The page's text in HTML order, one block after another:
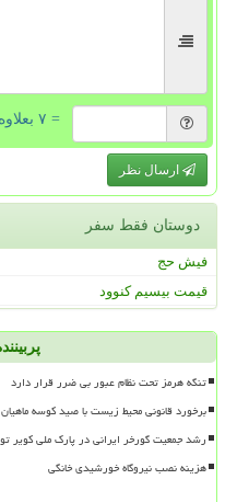
= ۷ بعلاوه ۲
ارسال نظر
دوستان فقط سفر
فیش حج
قیمت بیسیم کنوود
تنگه هرمز تحت نظام عبور بی ضرر قرار دارد
برخورد قانونی محیط زیست با صید کوسه
رشد جمعیت گورخر ایرانی در پارک ملی کویر تولد 5 کره جدید در
هزینه نصب نیروگاه خورشیدی خانگی